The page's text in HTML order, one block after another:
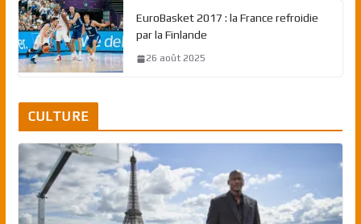
EuroBasket 2017 : la France refroidie
par la Finlande
26 août 2025
CULTURE